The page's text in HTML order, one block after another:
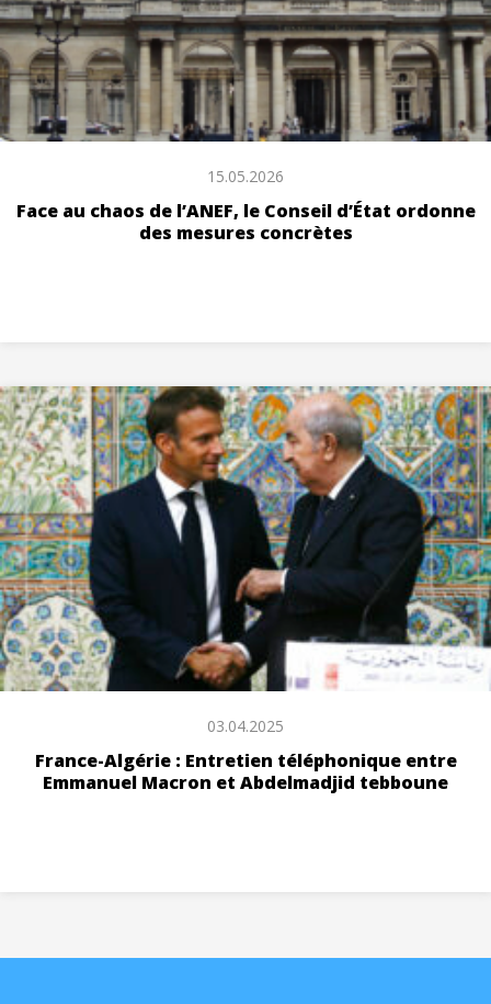
15.05.2026
Face au chaos de l’ANEF, le Conseil d’État ordonne
des mesures concrètes
03.04.2025
France-Algérie : Entretien téléphonique entre
Emmanuel Macron et Abdelmadjid tebboune